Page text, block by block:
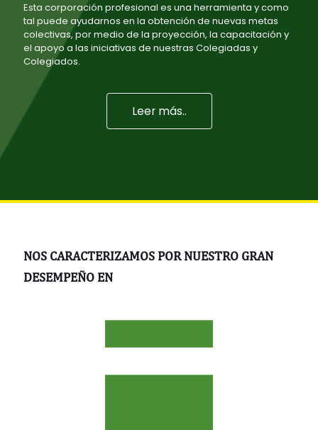
Esta corporación profesional es una herramienta y como
tal puede ayudarnos en la obtención de nuevas metas
colectivas, por medio de la proyección, la capacitación y
el apoyo a las iniciativas de nuestras Colegiadas y
Colegiados.
Leer más..
NOS CARACTERIZAMOS POR NUESTRO GRAN
DESEMPEÑO EN